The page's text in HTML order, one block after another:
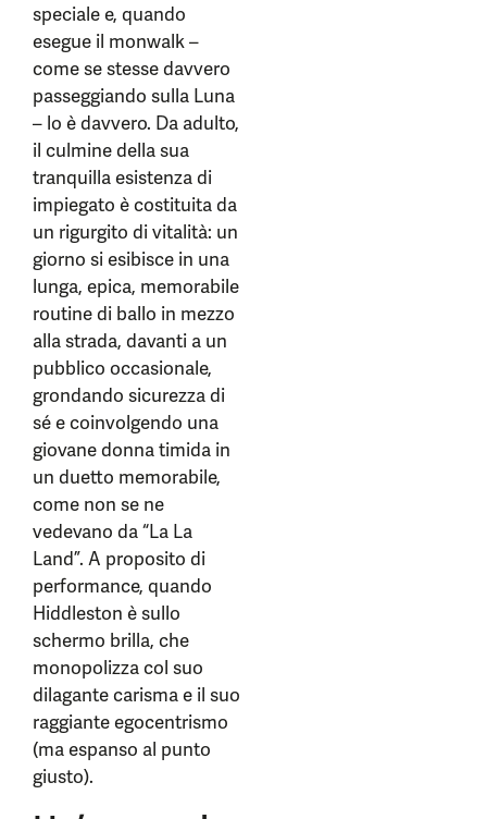
speciale e, quando
esegue il monwalk –
come se stesse davvero
passeggiando sulla Luna
– lo è davvero. Da adulto,
il culmine della sua
tranquilla esistenza di
impiegato è costituita da
un rigurgito di vitalità: un
giorno si esibisce in una
lunga, epica, memorabile
routine di ballo in mezzo
alla strada, davanti a un
pubblico occasionale,
grondando sicurezza di
sé e coinvolgendo una
giovane donna timida in
un duetto memorabile,
come non se ne
vedevano da “La La
Land”. A proposito di
performance, quando
Hiddleston è sullo
schermo brilla, che
monopolizza col suo
dilagante carisma e il suo
raggiante egocentrismo
(ma espanso al punto
giusto).